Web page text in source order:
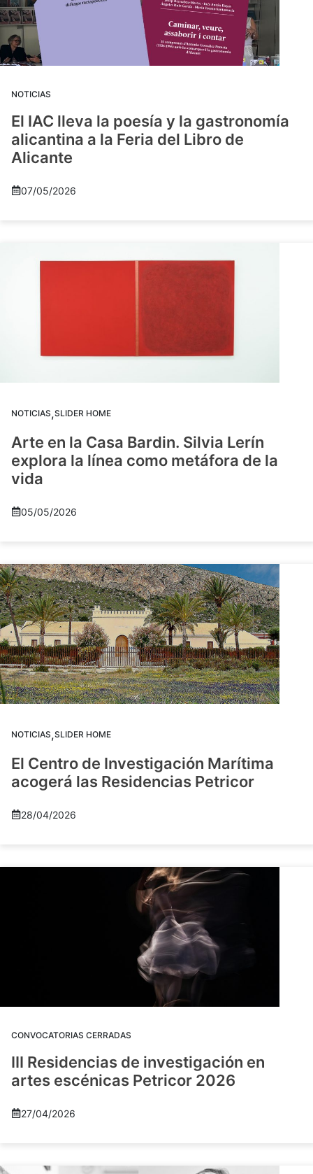
NOTICIAS
El IAC lleva la poesía y la gastronomía
alicantina a la Feria del Libro de
Alicante
07/05/2026
NOTICIAS,SLIDER HOME
Arte en la Casa Bardin. Silvia Lerín
explora la línea como metáfora de la
vida
05/05/2026
NOTICIAS,SLIDER HOME
El Centro de Investigación Marítima
acogerá las Residencias Petricor
28/04/2026
CONVOCATORIAS CERRADAS
III Residencias de investigación en
artes escénicas Petricor 2026
27/04/2026